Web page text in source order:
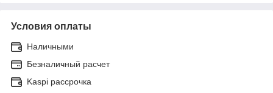
Условия оплаты
Наличными
Безналичный расчет
Kaspi рассрочка